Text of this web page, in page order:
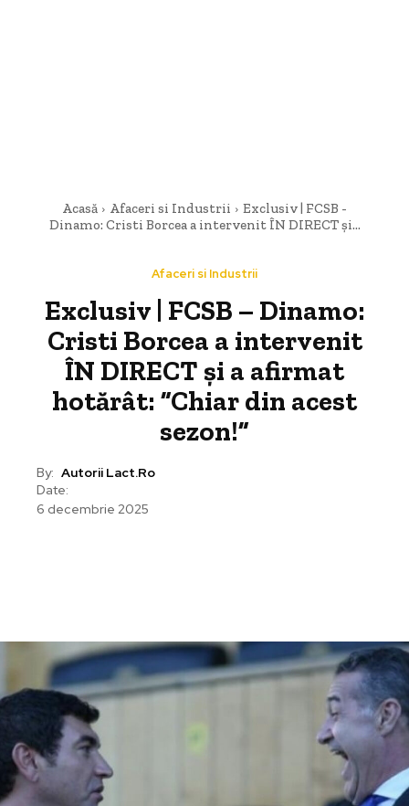
Acasă Afaceri si Industrii
Exclusiv | FCSB -
Dinamo: Cristi Borcea a intervenit ÎN DIRECT și...
Afaceri si Industrii
Exclusiv | FCSB – Dinamo:
Cristi Borcea a intervenit
ÎN DIRECT și a afirmat
hotărât: ”Chiar din acest
sezon!”
By: Autorii Lact.ro
Date:
6 decembrie 2025